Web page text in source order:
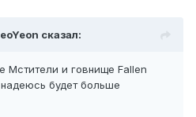
сказал:
Мстители и говнище Fallen
будет больше